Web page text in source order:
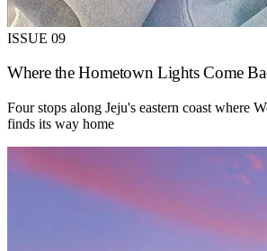
ISSUE 09
Where the Hometown Lights Come
Four stops along Jeju's eastern coast where
finds its way home